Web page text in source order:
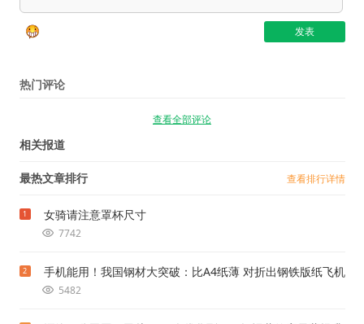
热门评论
查看全部评论
相关报道
最热文章排行 查看排行详情
1 女骑请注意罩杯尺寸
7742
2 手机能用！我国钢材大突破：比A4纸薄 对折出钢铁版纸飞机
5482